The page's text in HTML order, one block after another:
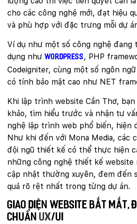
cho các công nghệ mới, đạt hiệu
và phù hợp với đặc trưng mỗi dự
Ví dụ như một số công nghệ đang
dụng như WordPress, PHP
Codeigniter, cùng một số ngôn
có tính bảo mật cao như NET
Khi lập trình website Cần Thơ,
khảo, tìm hiểu trước và nhận tư
nghệ lập trình web phổ biến, hiện
Như khi đến với Mona Media, các
đội ngũ thiết kế có thể thực hiện
những công nghệ thiết kế website
cập nhật thường xuyên, đem đến
quả rõ rệt nhất trong từng dự án.
Giao diện website bắt mắt,
chuẩn UX/UI